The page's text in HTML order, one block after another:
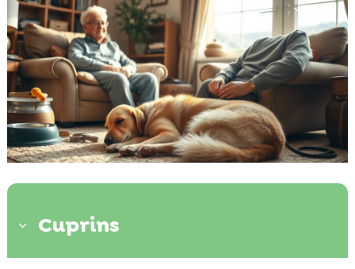
3 Cuprins